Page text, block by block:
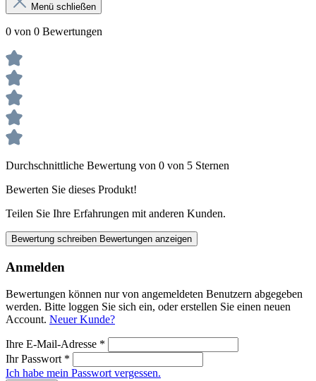
Menü schließen
0 von 0 Bewertungen
Durchschnittliche Bewertung von 0 von 5 Sternen
Bewerten Sie dieses Produkt!
Teilen Sie Ihre Erfahrungen mit anderen Kunden.
Bewertung schreiben Bewertungen anzeigen
Anmelden
Bewertungen können nur von angemeldeten Benutzern abgegeben
werden. Bitte loggen Sie sich ein, oder erstellen Sie einen neuen
Account. Neuer Kunde?
Ihre E-Mail-Adresse *
Ihr Passwort *
Ich habe mein Passwort vergessen.